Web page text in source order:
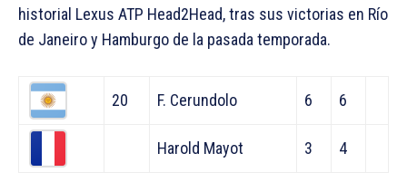
historial Lexus ATP Head2Head, tras sus victorias en Río
de Janeiro y Hamburgo de la pasada temporada.
20 F. Cerundolo 6 6
Harold Mayot 3 4